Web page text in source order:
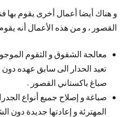
و هناك أيضا أعمال أخرى يقوم بها
القصور ، و من هذه الأعمال أنه
معالجة الشقوق و الثقوم
تعيد الحدار الى سابق عهده
صباغ باكستاني القصور .
صباغة و إصلاح جميع أنواع
المهترئة و إعادتها جديدة دون